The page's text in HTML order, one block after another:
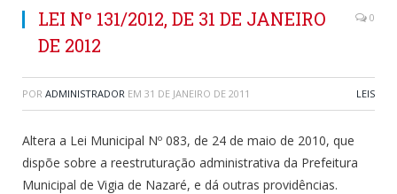
LEI Nº 131/2012, DE 31 DE JANEIRO
DE 2012
0
POR ADMINISTRADOR EM 31 DE JANEIRO DE 2011 LEIS
Altera a Lei Municipal Nº 083, de 24 de maio de 2010, que
dispõe sobre a reestruturação administrativa da Prefeitura
Municipal de Vigia de Nazaré, e dá outras providências.